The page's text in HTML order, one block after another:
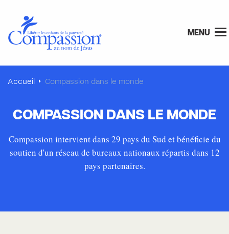
MENU
Accueil Compassion dans le monde
COMPASSION DANS LE MONDE
Compassion intervient dans 29 pays du Sud et bénéficie du
soutien d'un réseau de bureaux nationaux répartis dans 12
pays partenaires.